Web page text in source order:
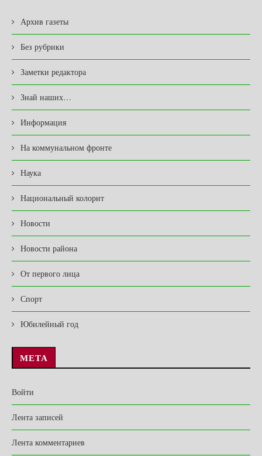
Архив газеты
Без рубрики
Заметки редактора
Знай наших…
Информация
На коммунальном фронте
Наука
Национальный колорит
Новости
Новости района
От первого лица
Спорт
Юбилейный год
МЕТА
Войти
Лента записей
Лента комментариев